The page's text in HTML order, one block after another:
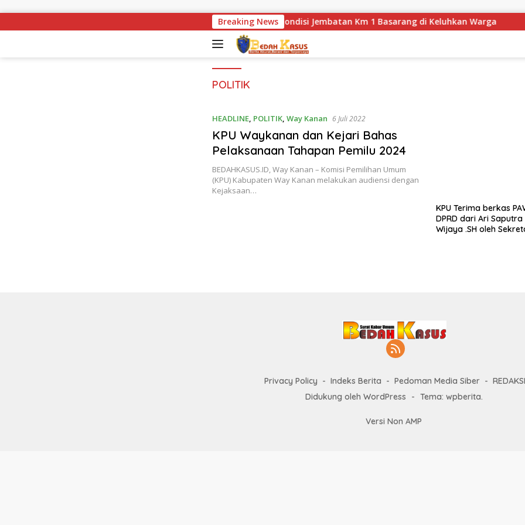
Breaking News
Miris ! Kondisi Jembatan Km 1 Basarang di Keluhkan Warga
POLITIK
HEADLINE, POLITIK, Way Kanan 6 Juli 2022
KPU Waykanan dan Kejari Bahas
Pelaksanaan Tahapan Pemilu 2024
BEDAHKASUS.ID, Way Kanan – Komisi Pemilihan Umum
(KPU) Kabupaten Way Kanan melakukan audiensi dengan
Kejaksaan…
KPU Terima berkas
DPRD dari Ari
Wijaya .SH oleh
Privacy Policy Indeks Berita Pedoman Media Siber
REDAKSI
Didukung oleh WordPress
- Tema: wpberita.
Versi Non AMP